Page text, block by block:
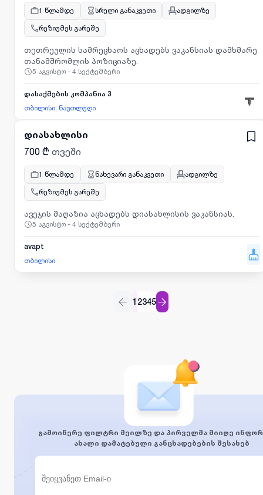
1 წლამდე სრული განაკვეთი
ადგილზე
რეზიუმეს გარეშე
თეთრეულის სამრეცხაოს აცხადებს ვაკანსიას დამხმარე
თანამშრომლის პოზიციაზე.
5 აგვისტო - 4 სექტემბერი
დასაქმების კომპანია 3
თბილისი, ნავთლუღი
დიასახლისი
700 ₾ თვეში
1 წლამდე ნახევარი განაკვეთი
ადგილზე
რეზიუმეს გარეშე
ავეჯის მაღაზია აცხადებს დიასახლისის ვაკანსიას.
5 აგვისტო - 4 სექტემბერი
avapt
თბილისი
1 2345
გამოიწერე ფილტრი მეილზე და პირველმა მიიღე
ახალი დამატებული განცხადებების შესახებ